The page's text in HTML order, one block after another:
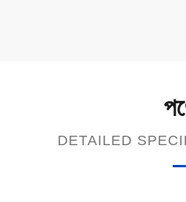
DETAILED